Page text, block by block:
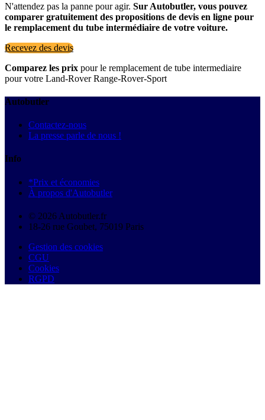
N'attendez pas la panne pour agir. Sur Autobutler, vous pouvez
comparer gratuitement des propositions de devis en ligne pour
le remplacement du tube intermédiaire de votre voiture.
Recevez des devis
Comparez les prix pour le remplacement de tube intermediaire
pour votre Land-Rover Range-Rover-Sport
Autobutler
Contactez-nous
La presse parle de nous !
Info
*Prix et économies
À propos d'Autobutler
© 2026 Autobutler.fr
18-26 rue Goubet, 75019 Paris
Gestion des cookies
CGU
Cookies
RGPD